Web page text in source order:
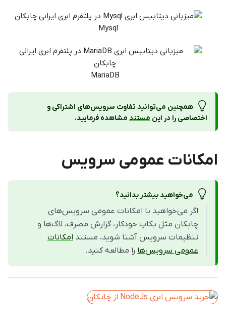
Mysql
MariaDB
همچنین می‌توانید تفاوت سرویس‌های اشتراکی و
اختصاصی را در این مستند مشاهده فرمایید.
امکانات عمومی سرویس
می‌خواهید بیشتر بدانید؟
اگر می‌خواهید با امکانات عمومی سرویس‌های
چابکان مثل بکاپ خودکار، گزارش مصرف، لاگ‌ها و
تنظیمات سرویس آشنا شوید، مستند امکانات
عمومی سرویس‌ها را مطالعه کنید.